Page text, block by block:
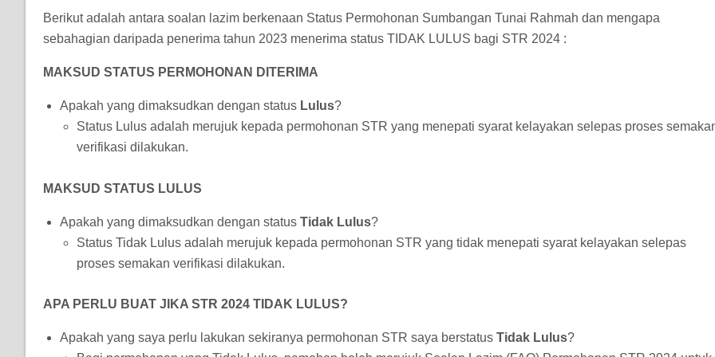
Berikut adalah antara soalan lazim berkenaan Status Permohonan Sumbangan Tunai Rahmah dan mengapa
sebahagian daripada penerima tahun 2023 menerima status TIDAK LULUS bagi STR 2024 :
MAKSUD STATUS PERMOHONAN DITERIMA
Apakah yang dimaksudkan dengan status Lulus?
Status Lulus adalah merujuk kepada permohonan STR yang menepati syarat kelayakan selepas proses
verifikasi dilakukan.
MAKSUD STATUS LULUS
Apakah yang dimaksudkan dengan status Tidak Lulus?
Status Tidak Lulus adalah merujuk kepada permohonan STR yang tidak menepati syarat kelayakan selepas
proses semakan verifikasi dilakukan.
APA PERLU BUAT JIKA STR 2024 TIDAK LULUS?
Apakah yang saya perlu lakukan sekiranya permohonan STR saya berstatus Tidak Lulus?